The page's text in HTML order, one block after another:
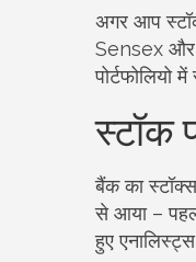
अगर आप
Sensex और
पोर्टफोलियो
स्टॉक
बैंक का
से आया –
हुए